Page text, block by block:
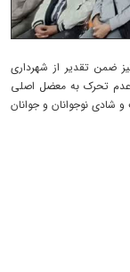
ضمن تقدیر از شهرداری
که عدم تحرک به معضل اصلی
شادی نوجوانان و جوانان